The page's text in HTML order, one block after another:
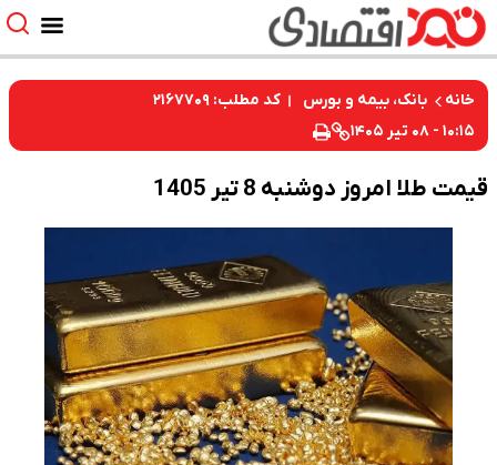
خانه بانک، بیمه و بورس
کد مطلب: ۲۱۶۷۷۰۹
۱۰:۱۵ - ۰۸ تیر ۱۴۰۵
قیمت طلا امروز دوشنبه 8 تیر 1405